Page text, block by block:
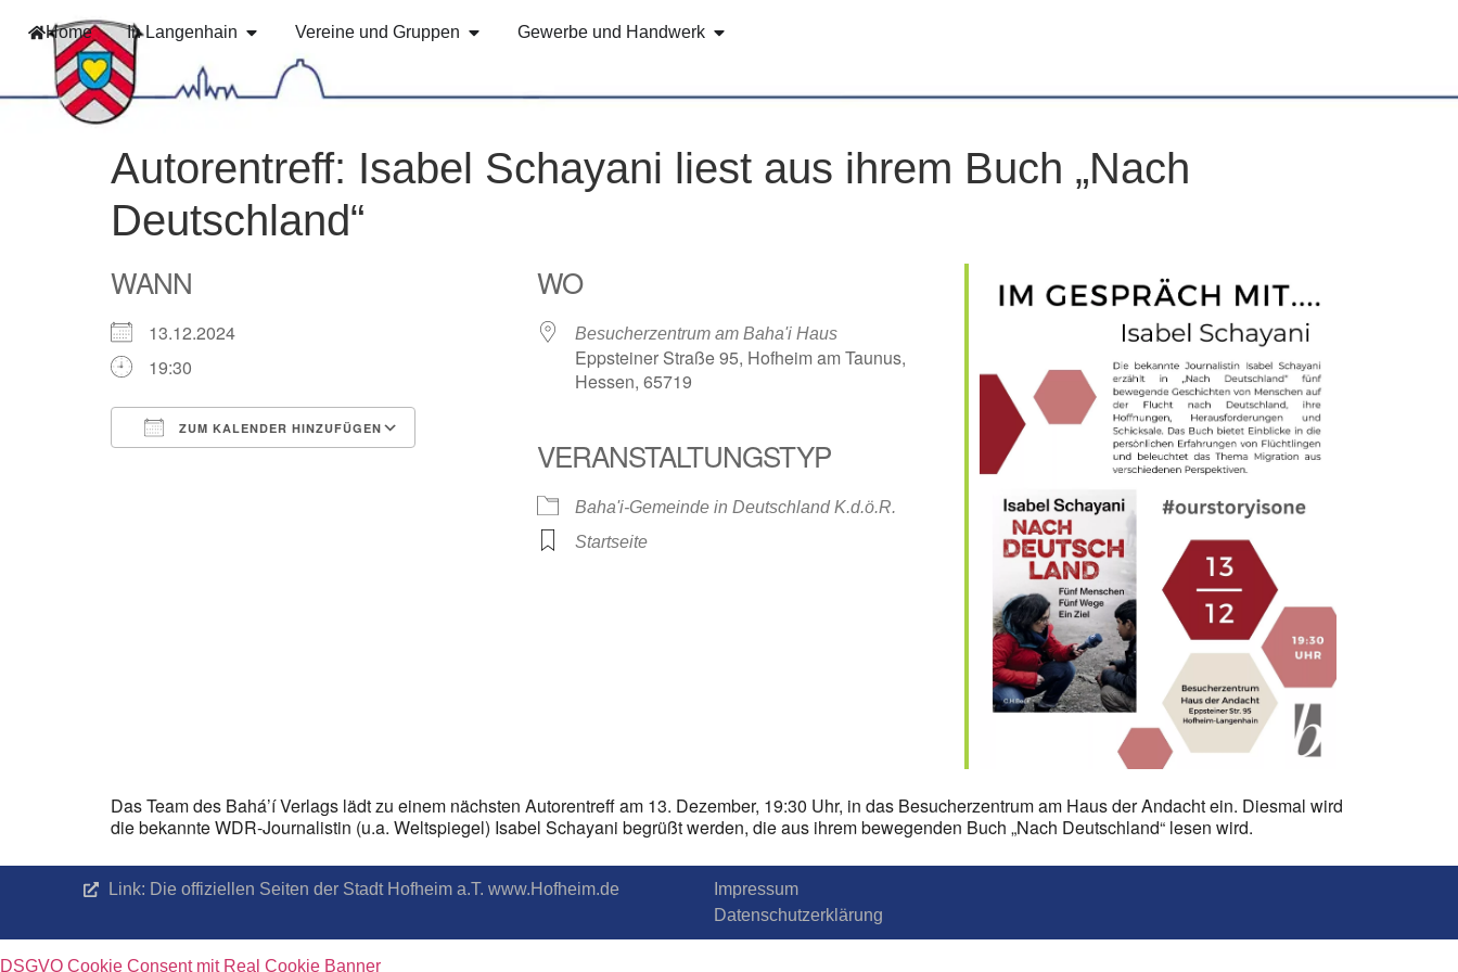
Home In Langenhain Vereine und Gruppen Gewerbe und Handwerk
Autorentreff: Isabel Schayani liest aus ihrem Buch „Nach
Deutschland“
WANN
13.12.2024
19:30
ZUM KALENDER HINZUFÜGEN
Google Kalender iCalendar
WO
Besucherzentrum am Baha'i Haus
Eppsteiner Straße 95, Hofheim am Taunus,
Hessen, 65719
VERANSTALTUNGSTYP
Baha'i-Gemeinde in Deutschland K.d.ö.R.
Startseite
Das Team des Bahá’í Verlags lädt zu einem nächsten Autorentreff am 13. Dezember, 19:30 Uhr, in das Besucherzentrum am Haus der Andacht ein. Diesmal wird
die bekannte WDR-Journalistin (u.a. Weltspiegel) Isabel Schayani begrüßt werden, die aus ihrem bewegenden Buch „Nach Deutschland“ lesen wird.
Link: Die offiziellen Seiten der Stadt Hofheim a.T. www.Hofheim.de
Impressum
Datenschutzerklärung
DSGVO Cookie Consent mit Real Cookie Banner